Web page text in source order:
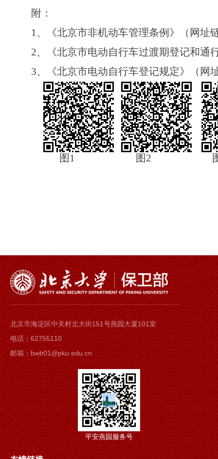
附：
1、《北京市非机动车管理条例》（网址
2、《北京市电动自行车过渡期登记和通
3、《北京市电动自行车登记规定》（网
图 1 图2
北京市海淀区中关村北大街151号燕园大厦101室
电话：62755110
邮箱：bwb01@pku.edu.cn
平安燕园服务号